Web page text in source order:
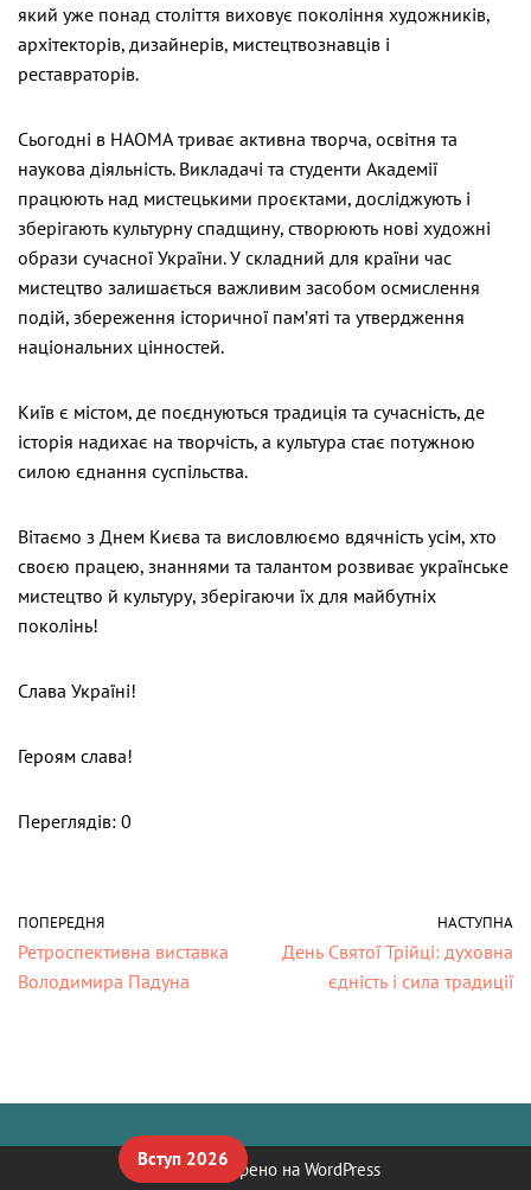
який уже понад століття виховує покоління художників,
архітекторів, дизайнерів, мистецтвознавців і
реставраторів.
Сьогодні в НАОМА триває активна творча, освітня та
наукова діяльність. Викладачі та студенти Академії
працюють над мистецькими проєктами, досліджують і
зберігають культурну спадщину, створюють нові художні
образи сучасної України. У складний для країни час
мистецтво залишається важливим засобом осмислення
подій, збереження історичної пам’яті та утвердження
національних цінностей.
Київ є містом, де поєднуються традиція та сучасність, де
історія надихає на творчість, а культура стає потужною
силою єднання суспільства.
Вітаємо з Днем Києва та висловлюємо вдячність усім, хто
своєю працею, знаннями та талантом розвиває українське
мистецтво й культуру, зберігаючи їх для майбутніх
поколінь!
Слава Україні!
Героям слава!
Переглядів: 0
ПОПЕРЕДНЯ
Ретроспективна виставка
Володимира Падуна
НАСТУПНА
День Святої Трійці: духовна
єдність і сила традиції
Neve| Створено на WordPress
Вступ 2026